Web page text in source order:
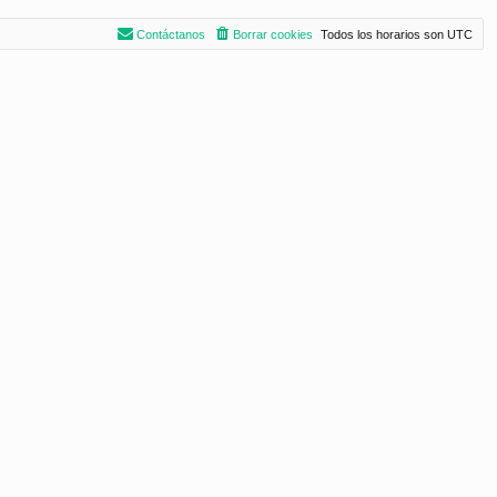
Todos los horarios son UTC
Borrar cookies
Contáctanos